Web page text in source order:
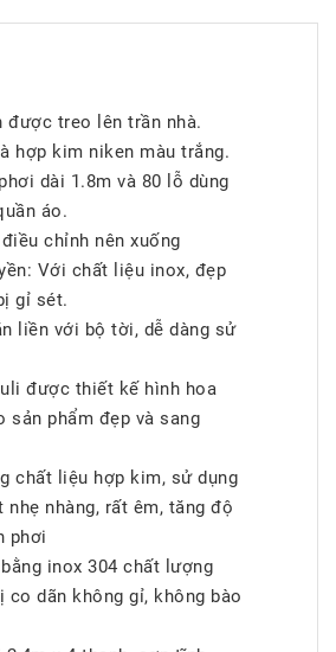
được treo lên trần nhà.
hợp kim niken màu trắng.
dài 1.8m và 80 lỗ dùng
áo.
chỉnh nên xuống
Với chất liệu inox, đẹp
gỉ sét.
liền với bộ tời, dễ dàng sử
được thiết kế hình hoa
sản phẩm đẹp và sang
chất liệu hợp kim, sử dụng
nhàng, rất êm, tăng độ
phơi
inox 304 chất lượng
co dãn không gỉ, không bào